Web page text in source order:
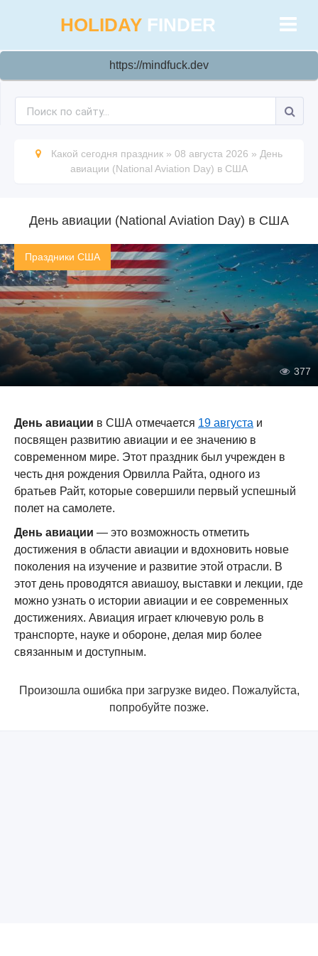
HOLIDAY FINDER
https://mindfuck.dev
Какой сегодня праздник » 08 августа 2026 » День
авиации (National Aviation Day) в США
День авиации (National Aviation Day) в США
Праздники США
377
День авиации в США отмечается 19 августа и
посвящен развитию авиации и ее значению в
современном мире. Этот праздник был учрежден в
честь дня рождения Орвилла Райта, одного из
братьев Райт, которые совершили первый успешный
полет на самолете.
День авиации — это возможность отметить
достижения в области авиации и вдохновить новые
поколения на изучение и развитие этой отрасли. В
этот день проводятся авиашоу, выставки и лекции, где
можно узнать о истории авиации и ее современных
достижениях. Авиация играет ключевую роль в
транспорте, науке и обороне, делая мир более
связанным и доступным.
Произошла ошибка при загрузке видео. Пожалуйста,
попробуйте позже.